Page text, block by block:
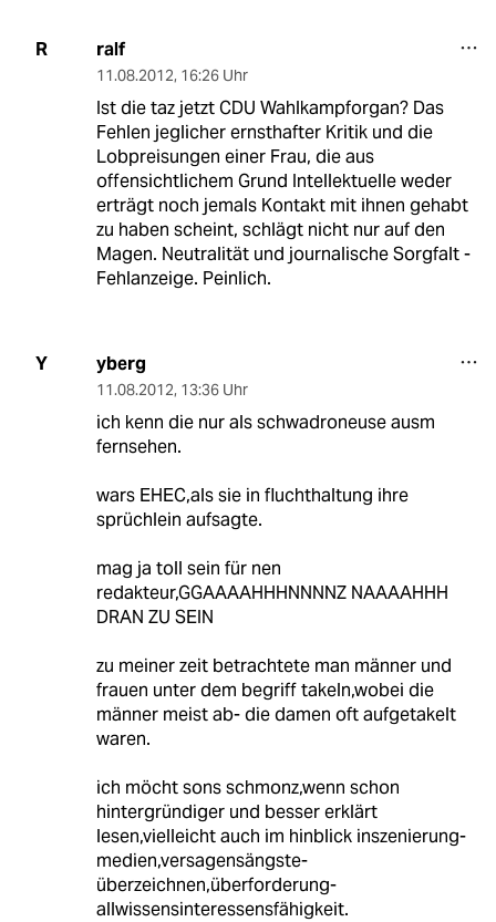
R ralf
11.08.2012, 16:26 Uhr
Ist die taz jetzt CDU Wahlkampforgan? Das
Fehlen jeglicher ernsthafter Kritik und die
Lobpreisungen einer Frau, die aus
offensichtlichem Grund Intellektuelle weder
erträgt noch jemals Kontakt mit ihnen gehabt
zu haben scheint, schlägt nicht nur auf den
Magen. Neutralität und journalische Sorgfalt -
Fehlanzeige. Peinlich.
Y yberg
11.08.2012, 13:36 Uhr
ich kenn die nur als schwadroneuse ausm
fernsehen.
wars EHEC,als sie in fluchthaltung ihre
sprüchlein aufsagte.
mag ja toll sein für nen
redakteur,GGAAAAHHHNNNNZ NAAAAHHH
DRAN ZU SEIN
zu meiner zeit betrachtete man männer und
frauen unter dem begriff takeln,wobei die
männer meist ab- die damen oft aufgetakelt
waren.
ich möcht sons schmonz,wenn schon
hintergründiger und besser erklärt
lesen,vielleicht auch im hinblick inszenierung-
medien,versagensängste-
überzeichnen,überforderung-
allwissensinteressensfähigkeit.